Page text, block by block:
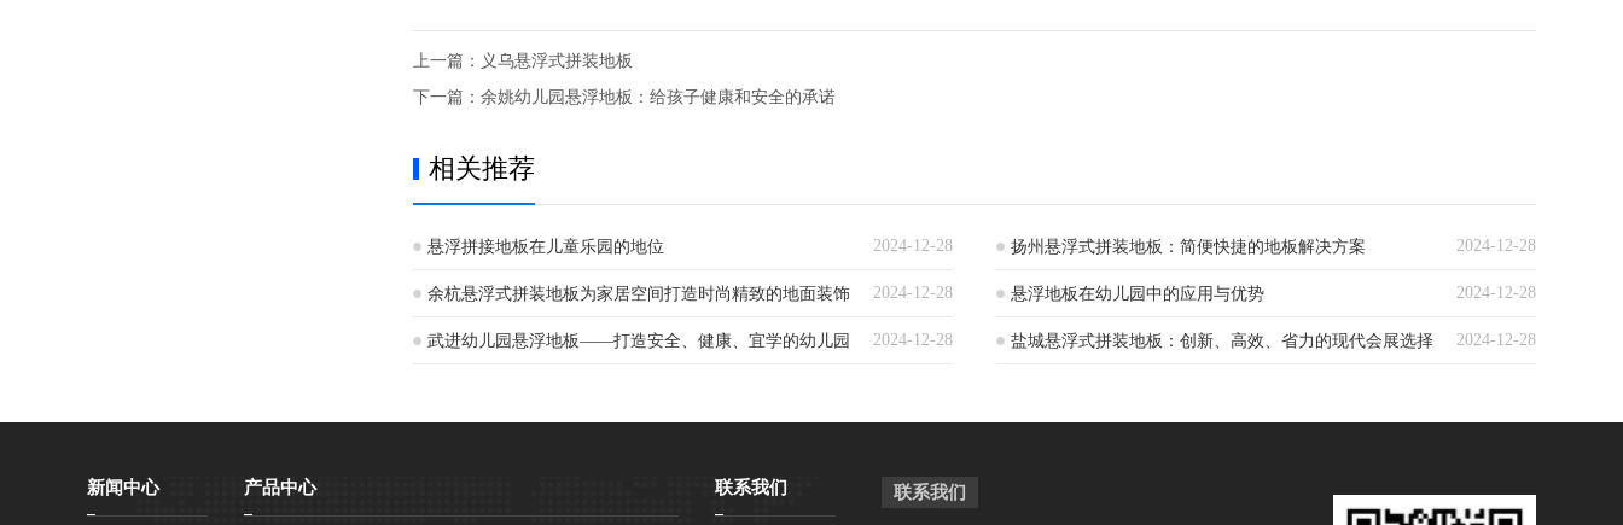
上一篇： 义乌悬浮式拼装地板
下一篇： 余姚幼儿园悬浮地板：给孩子健康和安全的承诺
相关推荐
2024-12-28
悬浮拼接地板在儿童乐园的地位 2024-12-28
扬州悬浮式拼装地板：简便快捷的地板解决方案
2024-12-28
余杭悬浮式拼装地板为家居空间打造时尚精致的地面装饰 2024-12-28
悬浮地板在幼儿园中的应用与优势
2024-12-28
武进幼儿园悬浮地板——打造安全、健康、宜学的幼儿园 2024-12-28
盐城悬浮式拼装地板：创新、高效、省力的现代会展选择
新闻中心 产品中心 联系我们 联系我们